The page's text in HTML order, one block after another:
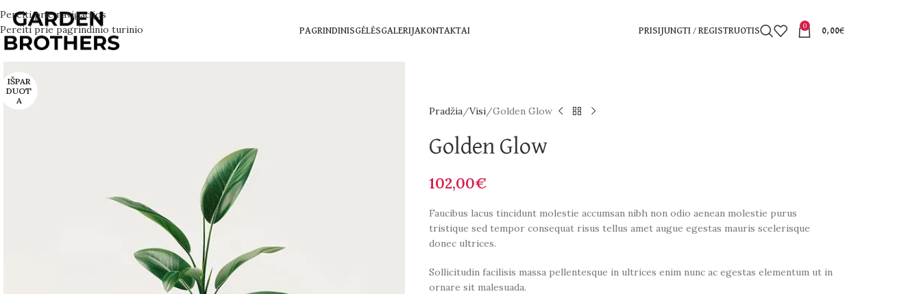
Pereiti prie navigacijos
Pereiti prie pagrindinio turinio
PAGRINDINISGĖLĖSGALERIJAKONTAKTAI PRISIJUNGTI / REGISTRUOTIS
0
0,00€
IŠPAR
DUOT
A
Pradžia Visi Golden Glow
Golden Glow
102,00€
Faucibus lacus tincidunt molestie accumsan nibh non odio aenean molestie purus
tristique sed tempor consequat risus tellus amet augue egestas mauris scelerisque
donec ultrices.
Sollicitudin facilisis massa pellentesque in ultrices enim nunc ac egestas elementum ut in
ornare sit malesuada.